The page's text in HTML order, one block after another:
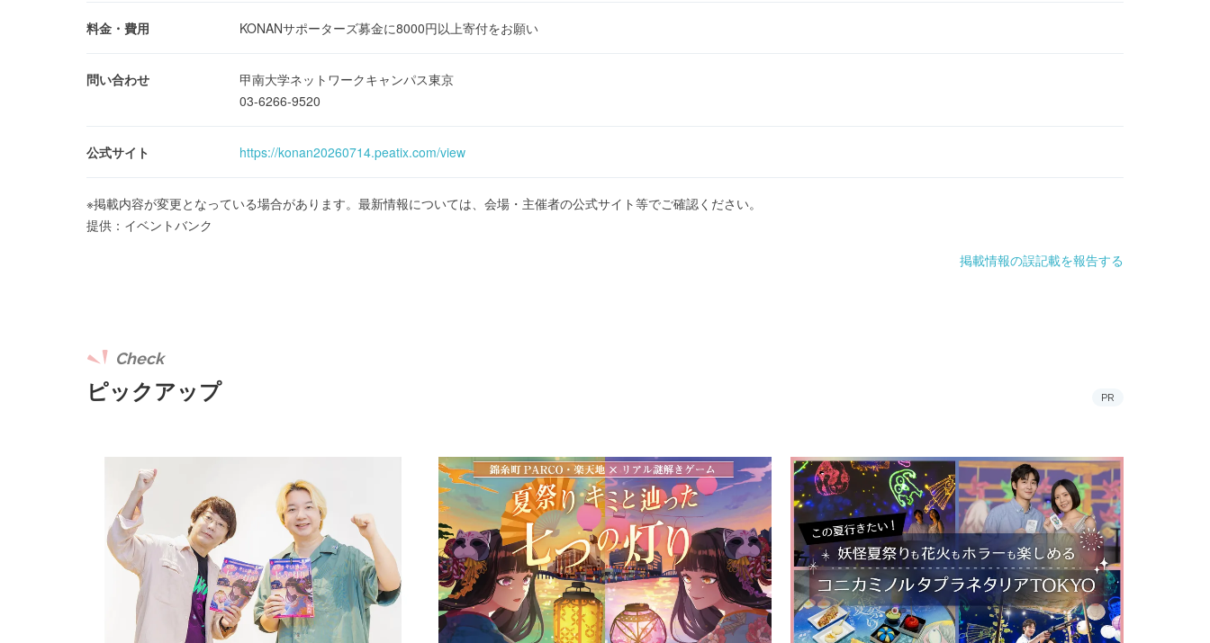
料金・費用 KONANサポーターズ募金に8000円以上寄付をお願い
問い合わせ
甲南大学ネットワークキャンパス東京
03-6266-9520
公式サイト https://konan20260714.peatix.com/view
※掲載内容が変更となっている場合があります。最新情報については、会場・主催者の公式サイト等でご確認ください。
提供：イベントバンク
掲載情報の誤記載を報告する
ピックアップ
Check
PR